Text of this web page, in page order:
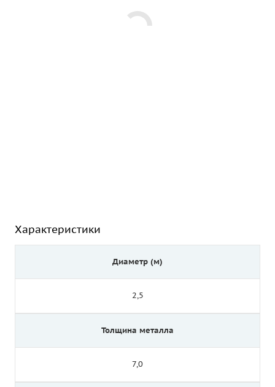
Характеристики
Диаметр (м)
2,5
Толщина металла
7,0